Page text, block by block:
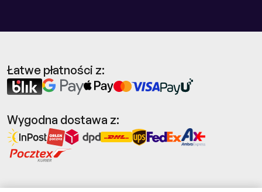
Łatwe płatności z:
Wygodna dostawa z: